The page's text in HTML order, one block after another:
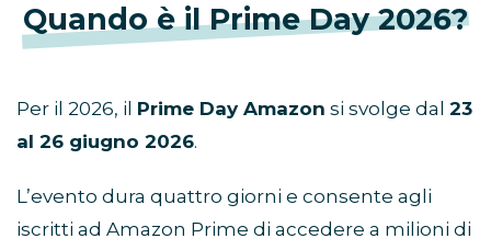
Quando è il Prime Day 2026?
Per il 2026, il Prime Day Amazon si svolge dal 23
al 26 giugno 2026.
L’evento dura quattro giorni e consente agli
iscritti ad Amazon Prime di accedere a milioni di